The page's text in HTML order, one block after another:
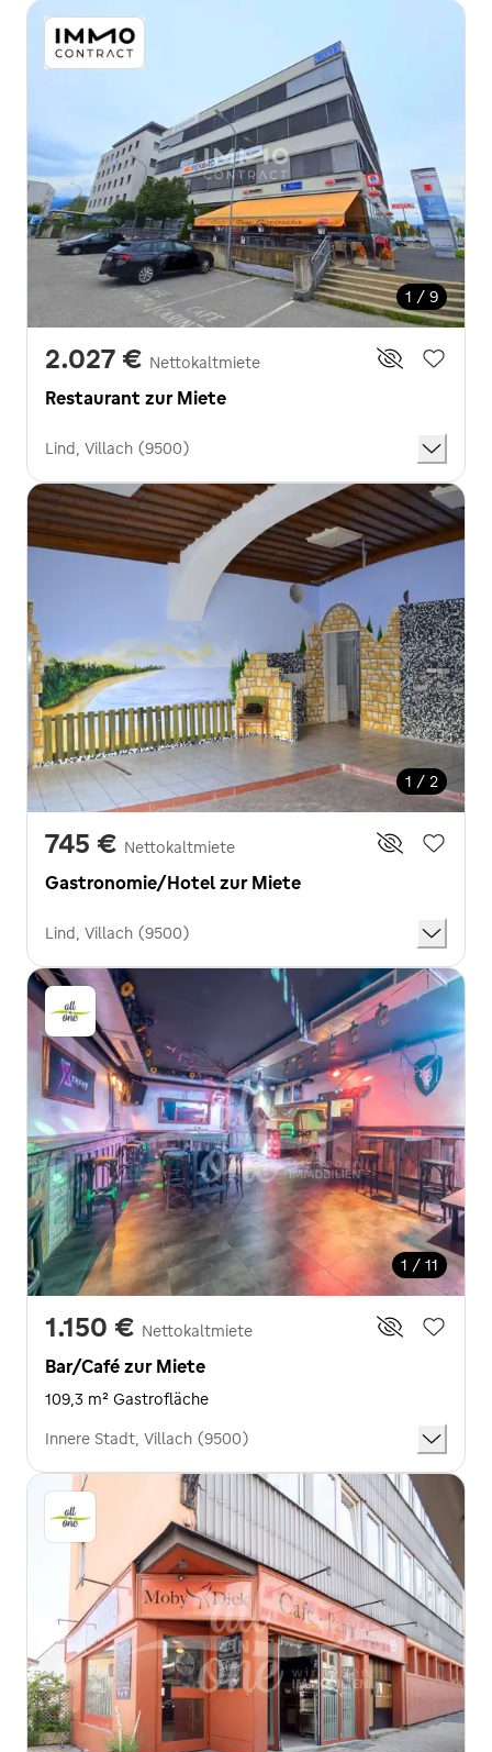
1 / 9
2.027 € Nettokaltmiete
Restaurant zur Miete
Lind, Villach (9500)
1 / 2
745 € Nettokaltmiete
Gastronomie/Hotel zur Miete
Lind, Villach (9500)
1 / 11
1.150 € Nettokaltmiete
Bar/Café zur Miete
109,3 m² Gastrofläche
Innere Stadt, Villach (9500)